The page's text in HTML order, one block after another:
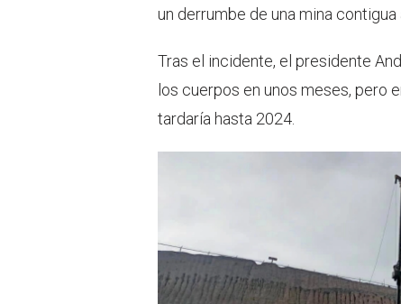
un derrumbe de una mina contigua
Tras el incidente, el presidente
los cuerpos en unos meses, pero
tardaría hasta 2024.